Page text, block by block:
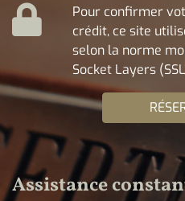
Pour confirmer
crédit, ce site
selon la norme
Socket Layers
Assistance